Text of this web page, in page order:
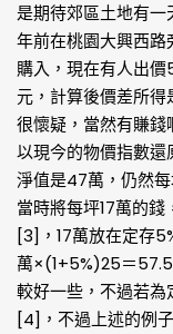
是期待郊區土地有
年前在桃園大興西
購入，現在有人出
元，計算後價差所
很懷疑，當然有賺
以現今的物價指數
淨值是47萬，仍然
當時將每坪17萬的
[3]，17萬放在定存
萬×(1+5%)25＝
較好一些，不過若
[4]，不過上述的例